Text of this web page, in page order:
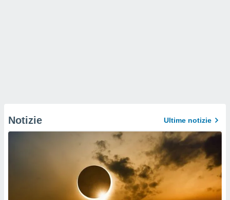
Notizie Ultime notizie